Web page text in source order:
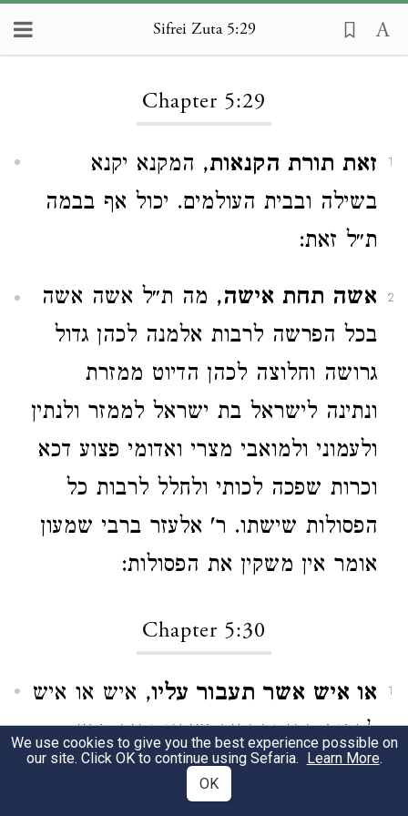
Sifrei Zuta 5:29
Chapter 5:29
1 זאת תורת הקנאות, המקנא יקנא
בשילה ובבית העולמים. יכול אף בבמה
ת״ל זאת:
2 אשה תחת אישה, מה ת״ל אשה אשה
בכל הפרשה לרבות אלמנה לכהן גדול
גרושה וחלוצה לכהן הדיוט ממזרת
ונתינה לישראל בת ישראל לממזר ולנתין
ולעמוני ולמואבי מצרי ואדומי פצוע דכא
וכרות שפכה לכותי ולחלל לרבות כל
הפסולות שישתו. ר' אלעזר ברבי שמעון
אומר אין משקין את הפסולות:
Chapter 5:30
1 או איש אשר תעבור עליו, איש או איש
לרבות כהן והסריס שיקנו והיה בדין
שלא יקנא כהן והלא אומר וכי דין הוא
We use cookies to give you the best experience possible on
our site. Click OK to continue using Sefaria. Learn More.
OK